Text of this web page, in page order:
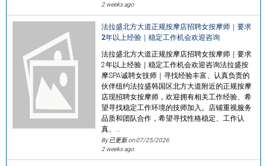
2 weeks ago
法拉盛北方大道正规按摩店招聘女按摩师｜要求
2年以上经验｜稳定工作机会欢迎咨询
法拉盛北方大道正规按摩店招聘女按摩师｜要求
2年以上经验｜稳定工作机会欢迎咨询法拉盛按
摩SPA诚聘女技师｜寻找经验丰富、认真负责的
伙伴纽约法拉盛韩国区北方大道附近的正规按摩
店现招聘女按摩师，欢迎拥有相关工作经验、希
望寻找稳定工作环境的技师加入。店铺重视服务
品质和团队合作，希望寻找性格稳定、工作认
真、…
By 已更新 on07/25/2026
2 weeks ago